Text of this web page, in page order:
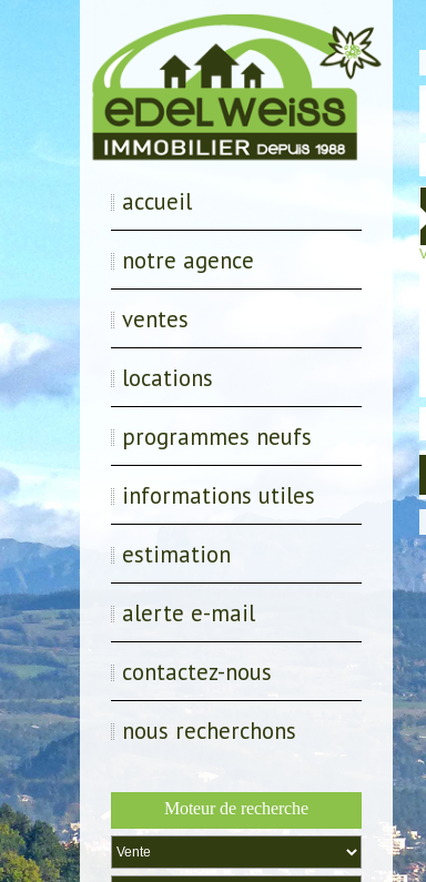
accueil
notre agence
ventes
locations
programmes neufs
informations utiles
estimation
alerte e-mail
contactez-nous
nous recherchons
Moteur de recherche